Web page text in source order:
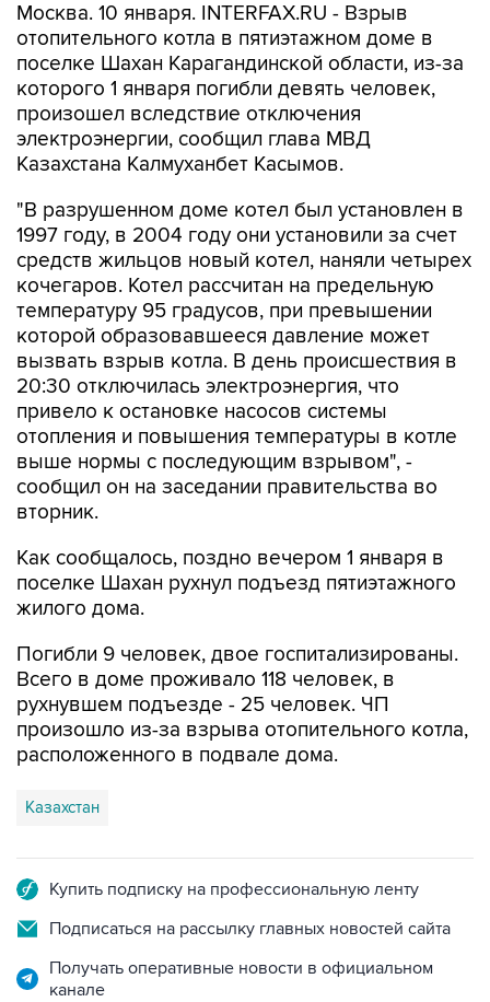
Москва. 10 января. INTERFAX.RU - Взрыв
отопительного котла в пятиэтажном доме в
поселке Шахан Карагандинской области, из-за
которого 1 января погибли девять человек,
произошел вследствие отключения
электроэнергии, сообщил глава МВД
Казахстана Калмуханбет Касымов.
"В разрушенном доме котел был установлен в
1997 году, в 2004 году они установили за счет
средств жильцов новый котел, наняли четырех
кочегаров. Котел рассчитан на предельную
температуру 95 градусов, при превышении
которой образовавшееся давление может
вызвать взрыв котла. В день происшествия в
20:30 отключилась электроэнергия, что
привело к остановке насосов системы
отопления и повышения температуры в котле
выше нормы с последующим взрывом", -
сообщил он на заседании правительства во
вторник.
Как сообщалось, поздно вечером 1 января в
поселке Шахан рухнул подъезд пятиэтажного
жилого дома.
Погибли 9 человек, двое госпитализированы.
Всего в доме проживало 118 человек, в
рухнувшем подъезде - 25 человек. ЧП
произошло из-за взрыва отопительного котла,
расположенного в подвале дома.
Казахстан
Купить подписку на профессиональную ленту
Подписаться на рассылку главных новостей сайта
Получать оперативные новости в официальном
канале